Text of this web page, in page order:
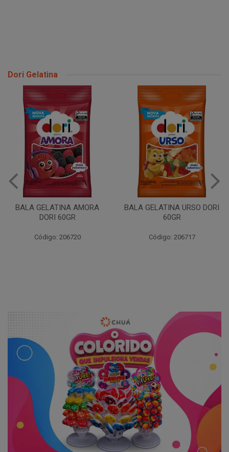
Dori Gelatina
BALA GELATINA AMORA
DORI 60GR
Código: 206720
BALA GELATINA URSO DORI
60GR
Código: 206717